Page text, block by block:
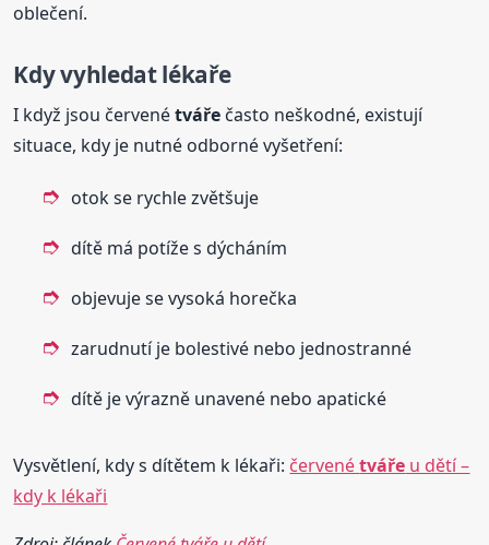
oblečení.
Kdy vyhledat lékaře
I když jsou červenétváře často neškodné, existují
situace, kdy je nutné odborné vyšetření:
otok se rychle zvětšuje
dítě má potíže s dýcháním
objevuje se vysoká horečka
zarudnutí je bolestivé nebo jednostranné
dítě je výrazně unavené nebo apatické
Vysvětlení, kdy s dítětem k lékaři: červenétváře u dětí –
kdy k lékaři